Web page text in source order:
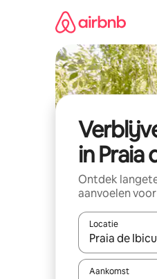
in Praia
Ontdek
aanvoelen
Locatie
Wanneer er
Aankomst